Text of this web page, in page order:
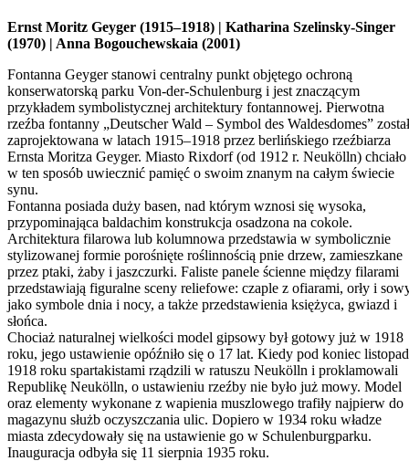
Ernst Moritz Geyger (1915–1918) | Katharina Szelinsky-Singer
(1970) | Anna Bogouchewskaia (2001)
Fontanna Geyger stanowi centralny punkt objętego ochroną
konserwatorską parku Von-der-Schulenburg i jest znaczącym
przykładem symbolistycznej architektury fontannowej. Pierwotna
rzeźba fontanny „Deutscher Wald – Symbol des Waldesdomes”
zaprojektowana w latach 1915–1918 przez berlińskiego rzeźbiarza
Ernsta Moritza Geyger. Miasto Rixdorf (od 1912 r. Neukölln) chciało
w ten sposób uwiecznić pamięć o swoim znanym na całym świecie
synu.
Fontanna posiada duży basen, nad którym wznosi się wysoka,
przypominająca baldachim konstrukcja osadzona na cokole.
Architektura filarowa lub kolumnowa przedstawia w symbolicznie
stylizowanej formie porośnięte roślinnością pnie drzew, zamieszkane
przez ptaki, żaby i jaszczurki. Faliste panele ścienne między filarami
przedstawiają figuralne sceny reliefowe: czaple z ofiarami, orły i
jako symbole dnia i nocy, a także przedstawienia księżyca, gwiazd i
słońca.
Chociaż naturalnej wielkości model gipsowy był gotowy już w 1918
roku, jego ustawienie opóźniło się o 17 lat. Kiedy pod koniec
1918 roku spartakistami rządzili w ratuszu Neukölln i proklamowali
Republikę Neukölln, o ustawieniu rzeźby nie było już mowy. Model
oraz elementy wykonane z wapienia muszlowego trafiły najpierw do
magazynu służb oczyszczania ulic. Dopiero w 1934 roku władze
miasta zdecydowały się na ustawienie go w Schulenburgparku.
Inauguracja odbyła się 11 sierpnia 1935 roku.